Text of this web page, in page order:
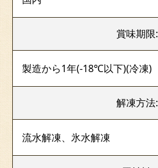
賞味期限:
製造から1年(-18℃以下)(冷凍)
解凍方法:
流水解凍、氷水解凍